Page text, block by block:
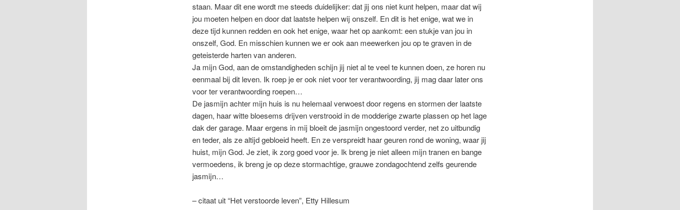
staan. Maar dit ene wordt me steeds duidelijker: dat jij ons niet kunt helpen, maar dat wij
jou moeten helpen en door dat laatste helpen wij onszelf. En dit is het enige, wat we in
deze tijd kunnen redden en ook het enige, waar het op aankomt: een stukje van jou in
onszelf, God. En misschien kunnen we er ook aan meewerken jou op te graven in de
geteisterde harten van anderen.
Ja mijn God, aan de omstandigheden schijn jij niet al te veel te kunnen doen, ze horen nu
eenmaal bij dit leven. Ik roep je er ook niet voor ter verantwoording, jij mag daar later ons
voor ter verantwoording roepen…
De jasmijn achter mijn huis is nu helemaal verwoest door regens en stormen der laatste
dagen, haar witte bloesems drijven verstrooid in de modderige zwarte plassen op het lage
dak der garage. Maar ergens in mij bloeit de jasmijn ongestoord verder, net zo uitbundig
en teder, als ze altijd gebloeid heeft. En ze verspreidt haar geuren rond de woning, waar jij
huist, mijn God. Je ziet, ik zorg goed voor je. Ik breng je niet alleen mijn tranen en bange
vermoedens, ik breng je op deze stormachtige, grauwe zondagochtend zelfs geurende
jasmijn…
– citaat uit “Het verstoorde leven”, Etty Hillesum